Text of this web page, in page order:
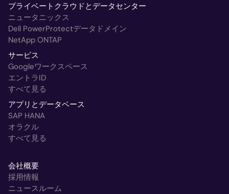
プライベートクラウドとデータセンター
ニュータニックス
Dell PowerProtectデータドメイン
NetApp ONTAP
サービス
Googleワークスペース
エントラID
すべて見る
アプリとデータベース
SAP HANA
オラクル
すべて見る
会社概要
採用情報
ニュースルーム